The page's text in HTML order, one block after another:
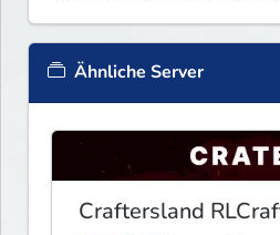
Ähnliche Server
Craftersland